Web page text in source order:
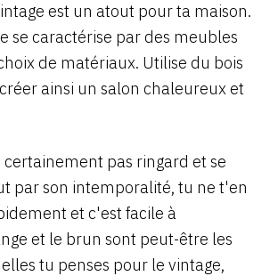
est un atout pour ta maison.
se caractérise par des meubles
de matériaux. Utilise du bois
ainsi un salon chaleureux et
certainement pas ringard et se
par son intemporalité, tu ne t'en
et c'est facile à
et le brun sont peut-être les
tu penses pour le vintage,